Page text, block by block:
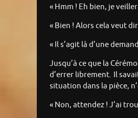
« Hmm ! Eh bien, je
« Bien ! Alors cela veut
« Il s’agit là d’une
Jusqu’à ce que la
d’errer librement. Il
situation dans la pièce,
« Non, attendez ! J’ai